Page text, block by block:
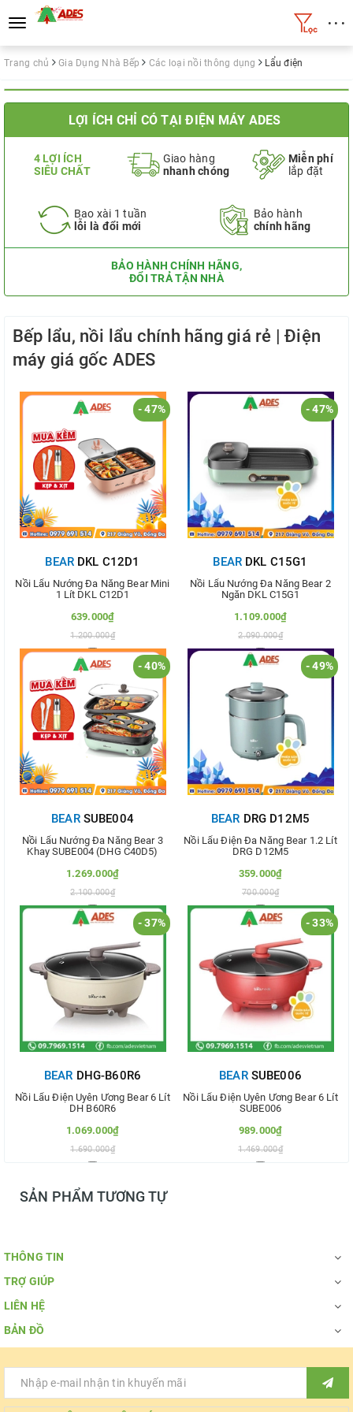
Toggle
navigation
• • •
Trang chủ Gia Dụng Nhà Bếp Các loại nồi thông dụng Lẩu điện
LỢI ÍCH CHỈ CÓ TẠI ĐIỆN MÁY ADES
4 LỢI ÍCH
SIÊU CHẤT
Giao hàng
nhanh chóng
Miễn phí
lắp đặt
Bao xài 1 tuần
lỗi là đổi mới
Bảo hành
chính hãng
BẢO HÀNH CHÍNH HÃNG,
ĐỔI TRẢ TẬN NHÀ
Bếp lẩu, nồi lẩu chính hãng giá rẻ | Điện
máy giá gốc ADES
- 47%
BEAR DKL C12D1
Nồi Lẩu Nướng Đa Năng Bear Mini
1 Lít DKL C12D1
639.000₫
1.200.000₫
Thêm vào so sánh
- 47%
BEAR DKL C15G1
Nồi Lẩu Nướng Đa Năng Bear 2
Ngăn DKL C15G1
1.109.000₫
2.090.000₫
Thêm vào so sánh
- 40%
BEARSUBE004
Nồi Lẩu Nướng Đa Năng Bear 3
Khay SUBE004 (DHG C40D5)
1.269.000₫
2.100.000₫
Thêm vào so sánh
- 49%
BEAR DRG D12M5
Nồi Lẩu Điện Đa Năng Bear 1.2 Lít
DRG D12M5
359.000₫
700.000₫
Thêm vào so sánh
- 37%
BEAR DHG-B60R6
Nồi Lẩu Điện Uyên Ương Bear 6 Lít
DH B60R6
1.069.000₫
1.690.000₫
Thêm vào so sánh
- 33%
BEARSUBE006
Nồi Lẩu Điện Uyên Ương Bear 6 Lít
SUBE006
989.000₫
1.469.000₫
SẢN PHẨM TƯƠNG TỰ
THÔNG TIN
TRỢ GIÚP
LIÊN HỆ
BẢN ĐỒ